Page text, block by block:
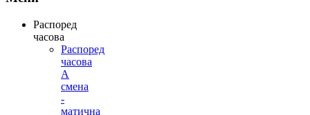
Распоред
часова
Распоред
часова
А
смена
-
матична